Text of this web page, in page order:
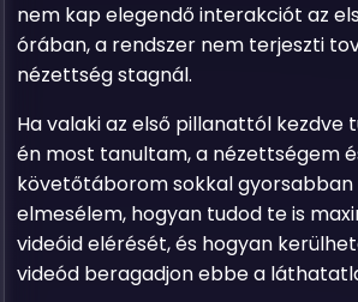
nem kap elegendő interakciót az
órában, a rendszer nem terjeszti
nézettség stagnál.
Ha valaki az első pillanattól kezdve
én most tanultam, a nézettségem
követőtáborom sokkal gyorsabban
elmesélem, hogyan tudod te is
videóid elérését, és hogyan
videód beragadjon ebbe a